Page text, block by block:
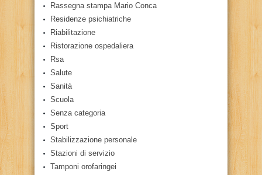
Rassegna stampa Mario Conca
Residenze psichiatriche
Riabilitazione
Ristorazione ospedaliera
Rsa
Salute
Sanità
Scuola
Senza categoria
Sport
Stabilizzazione personale
Stazioni di servizio
Tamponi orofaringei